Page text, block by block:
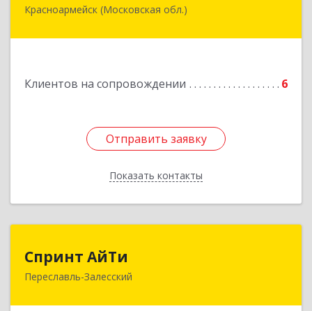
Красноармейск (Московская обл.)
Клиентов на сопровождении 6
Отправить заявку
Показать контакты
141292, Московская область, Красноармейск,
Отправить заявку
Назад
Спринт АйТи
Переславль-Залесский152025, Ярославская обл, Переславль-